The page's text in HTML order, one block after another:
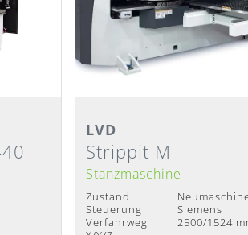
Detailansicht
Lieferzeit : Nach Absprache
LVD
Strippit M
Stanzmaschine
Zustand
Steuerung
Siemens
Verfahrweg
2500/1524